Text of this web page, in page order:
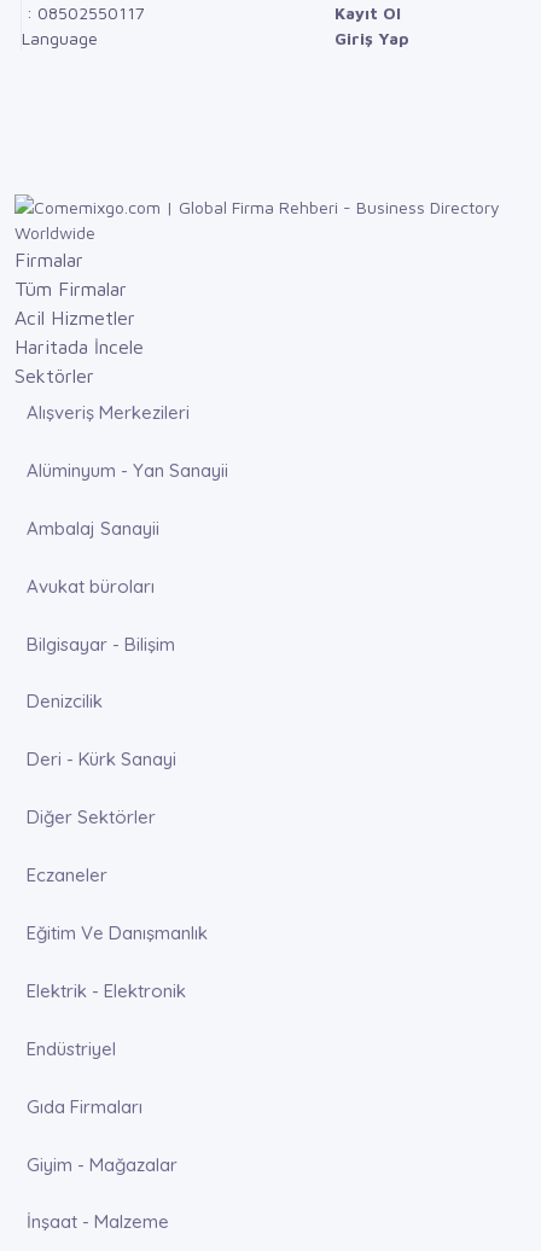
: 08502550117
Language
Kayıt Ol
Giriş Yap
Firmalar
Tüm Firmalar
Acil Hizmetler
Haritada İncele
Sektörler
Alışveriş Merkezileri
Alüminyum - Yan Sanayii
Ambalaj Sanayii
Avukat büroları
Bilgisayar - Bilişim
Denizcilik
Deri - Kürk Sanayi
Diğer Sektörler
Eczaneler
Eğitim Ve Danışmanlık
Elektrik - Elektronik
Endüstriyel
Gıda Firmaları
Giyim - Mağazalar
İnşaat - Malzeme